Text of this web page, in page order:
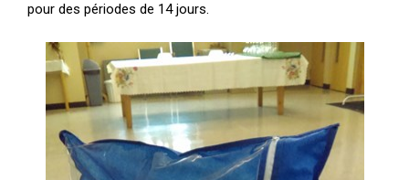
pour des périodes de 14 jours.